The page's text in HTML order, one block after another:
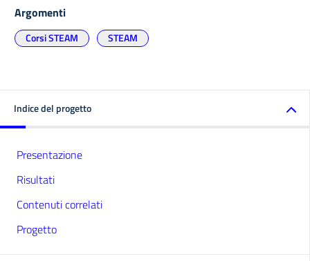
Argomenti
Corsi STEAM STEAM
Indice del progetto
Presentazione
Risultati
Contenuti correlati
Progetto